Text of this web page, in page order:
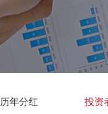
历年分红 投资